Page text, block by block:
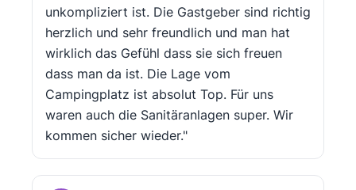
unkompliziert ist. Die Gastgeber sind richtig
herzlich und sehr freundlich und man hat
wirklich das Gefühl dass sie sich freuen
dass man da ist. Die Lage vom
Campingplatz ist absolut Top. Für uns
waren auch die Sanitäranlagen super. Wir
kommen sicher wieder."